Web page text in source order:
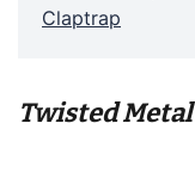
Claptrap
Twisted Metal